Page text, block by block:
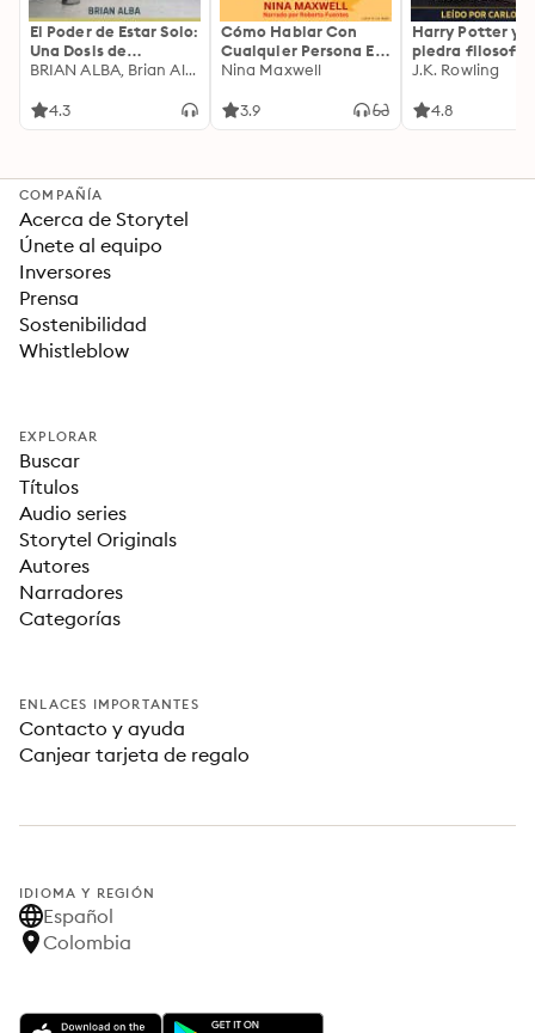
El Poder de Estar Solo:
Una Dosis de
Motivación
Ideas Revolucionarias
BRIAN ALBA, Brian Alba
4.3
Cómo Hablar Con
Cualquier Persona En
Cualquier Lugar Y En
Nina Maxwell
3.9
Harry Potter y
piedra filosofal
J.K. Rowling
4.8
COMPAÑÍA
Acerca de Storytel
Únete al equipo
Inversores
Prensa
Sostenibilidad
Whistleblow
EXPLORAR
Buscar
Títulos
Audio series
Storytel Originals
Autores
Narradores
Categorías
ENLACES IMPORTANTES
Contacto y ayuda
Canjear tarjeta de regalo
IDIOMA Y REGIÓN
Español
Colombia